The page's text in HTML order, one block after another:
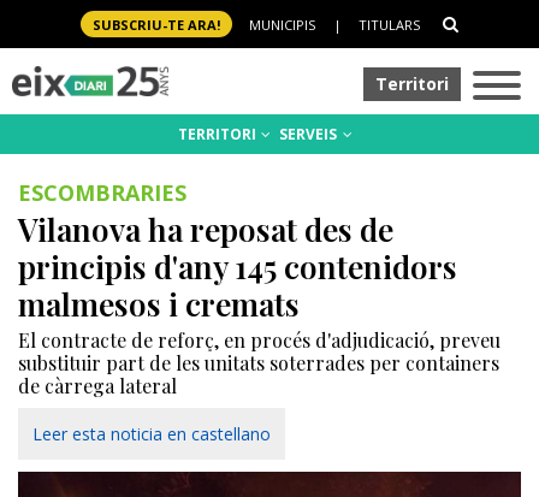
SUBSCRIU-TE ARA! MUNICIPIS | TITULARS
Territori
TERRITORI SERVEIS
ESCOMBRARIES
Vilanova ha reposat des de
principis d'any 145 contenidors
malmesos i cremats
El contracte de reforç, en procés d'adjudicació, preveu
substituir part de les unitats soterrades per containers
de càrrega lateral
Leer esta noticia en castellano